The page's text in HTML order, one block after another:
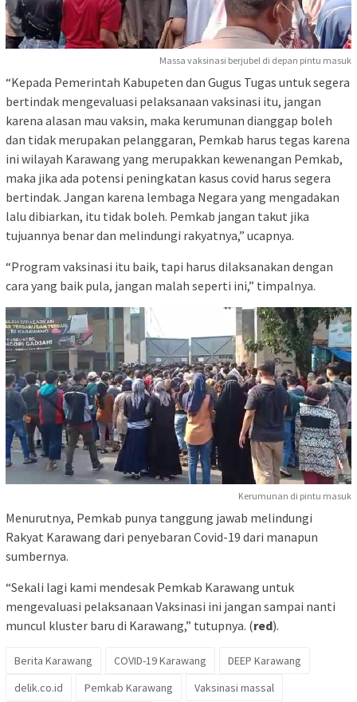
Massa vaksinasi berjubel di depan pintu masuk
“Kepada Pemerintah Kabupeten dan Gugus Tugas untuk segera
bertindak mengevaluasi pelaksanaan vaksinasi itu, jangan
karena alasan mau vaksin, maka kerumunan dianggap boleh
dan tidak merupakan pelanggaran, Pemkab harus tegas karena
ini wilayah Karawang yang merupakkan kewenangan Pemkab,
maka jika ada potensi peningkatan kasus covid harus segera
bertindak. Jangan karena lembaga Negara yang mengadakan
lalu dibiarkan, itu tidak boleh. Pemkab jangan takut jika
tujuannya benar dan melindungi rakyatnya,” ucapnya.
“Program vaksinasi itu baik, tapi harus dilaksanakan dengan
cara yang baik pula, jangan malah seperti ini,” timpalnya.
Kerumunan di pintu masuk
Menurutnya, Pemkab punya tanggung jawab melindungi
Rakyat Karawang dari penyebaran Covid-19 dari manapun
sumbernya.
“Sekali lagi kami mendesak Pemkab Karawang untuk
mengevaluasi pelaksanaan Vaksinasi ini jangan sampai nanti
muncul kluster baru di Karawang,” tutupnya. (red).
Berita Karawang COVID-19 Karawang
DEEP Karawang
delik.co.id
Pemkab Karawang
Vaksinasi massal